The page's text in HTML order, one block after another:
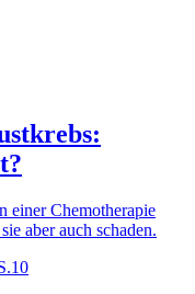
einer Chemotherapie
aber auch schaden.